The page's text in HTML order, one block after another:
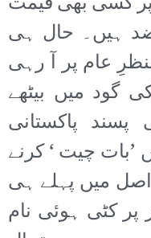
ہیں۔ حال ہی
عام پر آ رہی
گود میں بیٹھے
پاکستانی
’بات چیت ‘ کرنے
میں پہلے ہی
کٹی ہوئی نام